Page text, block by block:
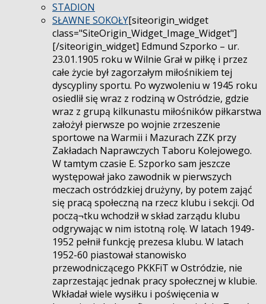
STADION
SŁAWNE SOKOŁY[siteorigin_widget
class="SiteOrigin_Widget_Image_Widget"]
[/siteorigin_widget] Edmund Szporko – ur.
23.01.1905 roku w Wilnie Grał w piłkę i przez
całe życie był zagorzałym miłośnikiem tej
dyscypliny sportu. Po wyzwoleniu w 1945 roku
osiedlił się wraz z rodziną w Ostródzie, gdzie
wraz z grupą kilkunastu miłośników piłkarstwa
założył pierwsze po wojnie zrzeszenie
sportowe na Warmii i Mazurach ZZK przy
Zakładach Naprawczych Taboru Kolejowego.
W tamtym czasie E. Szporko sam jeszcze
występował jako zawodnik w pierwszych
meczach ostródzkiej drużyny, by potem zająć
się pracą społeczną na rzecz klubu i sekcji. Od
począ¬tku wchodził w skład zarządu klubu
odgrywając w nim istotną rolę. W latach 1949-
1952 pełnił funkcję prezesa klubu. W latach
1952-60 piastował stanowisko
przewodniczącego PKKFiT w Ostródzie, nie
zaprzestając jednak pracy społecznej w klubie.
Wkładał wiele wysiłku i poświęcenia w